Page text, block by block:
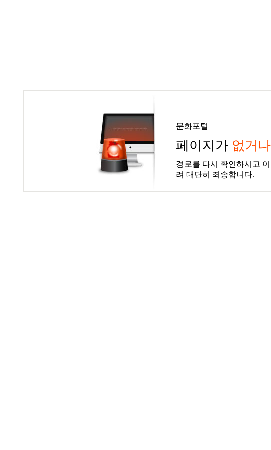
문화포털
페이지가 없거
경로를 다시 확인하시고
려 대단히 죄송합니다.